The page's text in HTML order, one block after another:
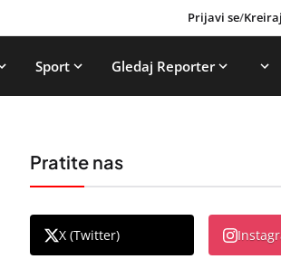
Prijavi se/
Sport Gledaj Reporter
Pratite nas
X (Twitter)